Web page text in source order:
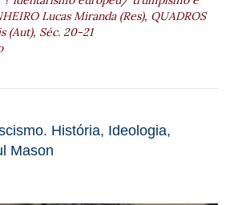
Lucas Miranda (Res), QUADROS
(Aut), Séc. 20-21
História, Ideologia,
Mason